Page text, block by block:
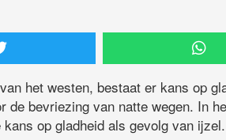
het westen, bestaat er kans op
de bevriezing van natte wegen. In
op gladheid als gevolg van ijzel.